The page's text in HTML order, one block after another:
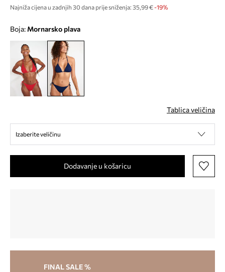
Najniža cijena u zadnjih 30 dana prije sniženja: 35,99 € -19%
Boja: mornarsko plava
Tablica veličina
Izaberite veličinu
Dodavanje u košaricu
FINAL SALE %